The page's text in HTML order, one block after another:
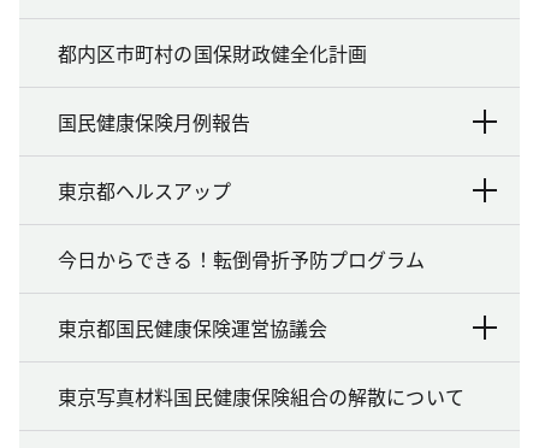
都内区市町村の国保財政健全化計画
国民健康保険月例報告
東京都ヘルスアップ
今日からできる！転倒骨折予防プログラム
東京都国民健康保険運営協議会
東京写真材料国民健康保険組合の解散について